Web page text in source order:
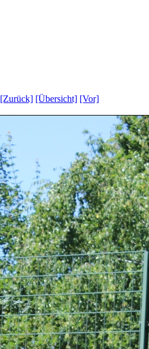
[Zurück] [Übersicht] [Vor]